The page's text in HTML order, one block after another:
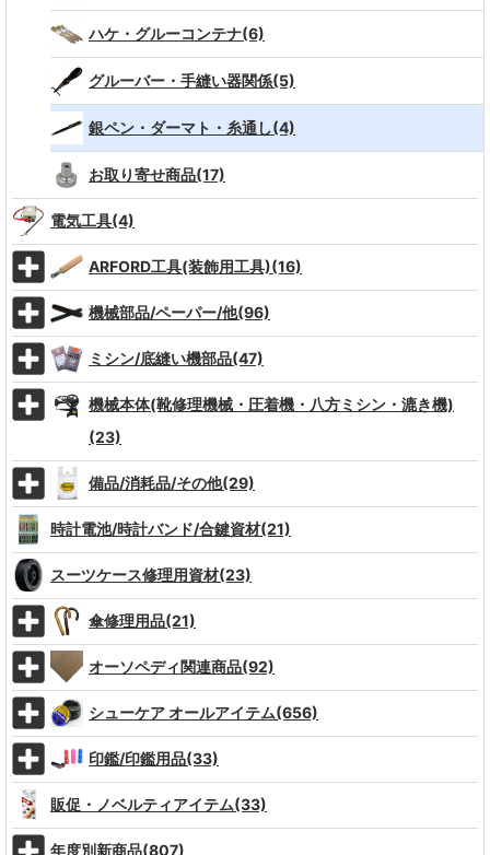
ハケ・グルーコンテナ(6)
グルーバー・手縫い器関係(5)
銀ペン・ダーマト・糸通し(4)
お取り寄せ商品(17)
電気工具(4)
ARFORD工具(装飾用工具)(16)
機械部品/ペーパー/他(96)
ミシン/底縫い機部品(47)
機械本体(靴修理機械・圧着機・八方ミシン・漉き機)
(23)
備品/消耗品/その他(29)
時計電池/時計バンド/合鍵資材(21)
スーツケース修理用資材(23)
傘修理用品(21)
オーソペディ関連商品(92)
シューケア オールアイテム(656)
印鑑/印鑑用品(33)
販促・ノベルティアイテム(33)
年度別新商品(807)